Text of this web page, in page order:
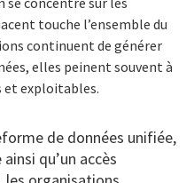
touche l’ensemble du
continuent de générer
elles peinent souvent à
et exploitables.
de données unifiée,
qu’un accès